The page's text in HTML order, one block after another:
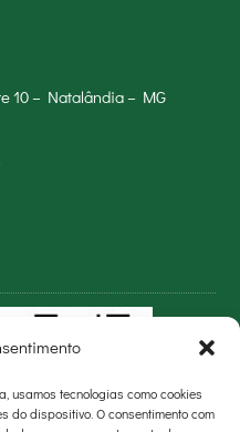
usamos tecnologias como cookies
do dispositivo. O consentimento com
10 – Natalândia – MG